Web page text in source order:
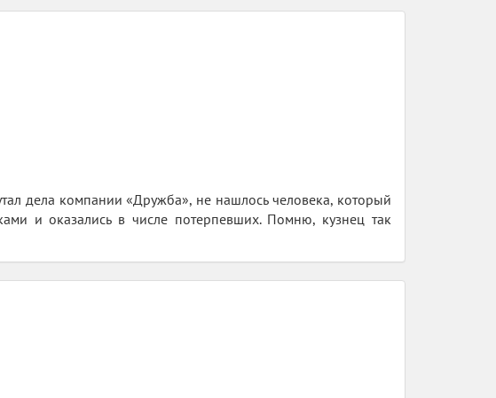
дела компании «Дружба», не нашлось человека, который
и оказались в числе потерпевших. Помню, кузнец так